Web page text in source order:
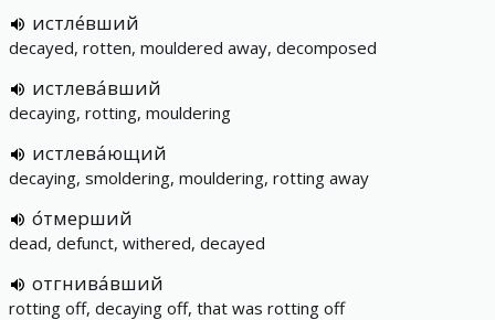
истле́вший
decayed, rotten, mouldered away, decomposed
истлева́вший
decaying, rotting, mouldering
истлева́ющий
decaying, smoldering, mouldering, rotting away
о́тмерший
dead, defunct, withered, decayed
отгнива́вший
rotting off, decaying off, that was rotting off